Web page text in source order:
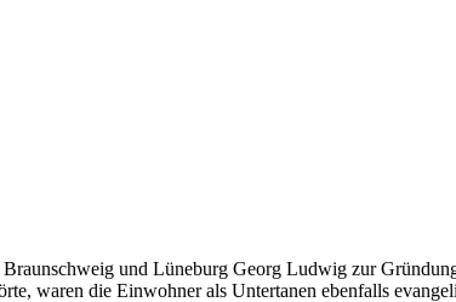
und Lüneburg Georg Ludwig zur
waren die Einwohner als Untertanen ebenfalls